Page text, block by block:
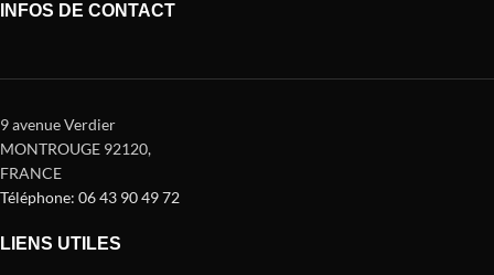
INFOS DE CONTACT
9 avenue Verdier
MONTROUGE 92120,
FRANCE
Téléphone: 06 43 90 49 72
LIENS UTILES